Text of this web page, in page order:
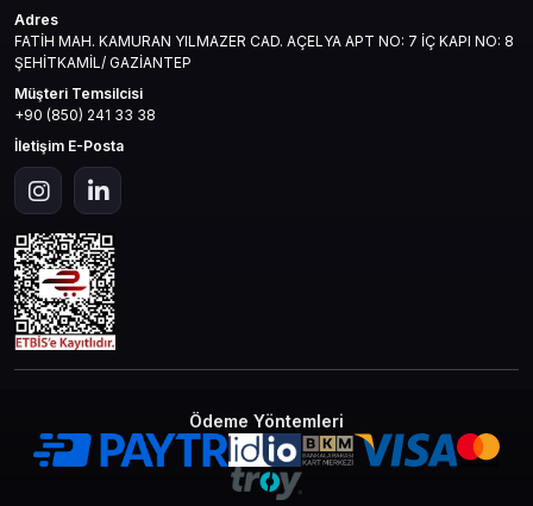
Adres
FATİH MAH. KAMURAN YILMAZER CAD. AÇELYA APT NO: 7 İÇ KAPI NO: 8
ŞEHİTKAMİL/ GAZİANTEP
Müşteri Temsilcisi
+90 (850) 241 33 38
İletişim E-Posta
Ödeme Yöntemleri